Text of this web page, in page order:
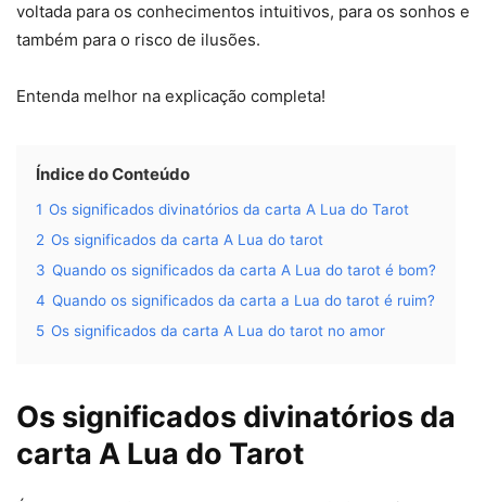
voltada para os conhecimentos intuitivos, para os sonhos e
também para o risco de ilusões.
Entenda melhor na explicação completa!
Índice do Conteúdo
1 Os significados divinatórios da carta A Lua do Tarot
2 Os significados da carta A Lua do tarot
3 Quando os significados da carta A Lua do tarot é bom?
4 Quando os significados da carta a Lua do tarot é ruim?
5 Os significados da carta A Lua do tarot no amor
Os significados divinatórios da
carta A Lua do Tarot